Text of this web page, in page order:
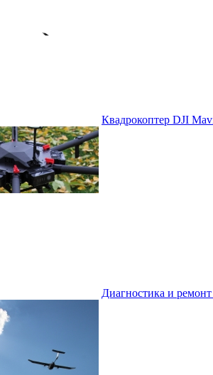
Квадрокоптер DJI
Диагностика и